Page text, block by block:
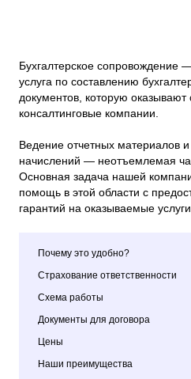
Бухгалтерское сопровождение
услуга по составлению
документов, которую
консалтинговые компании.
Ведение отчетных материалов
начислений — неотъемлемая
Основная задача нашей
помощь в этой области с
гарантий на оказываемые
Почему это удобно?
Страхование ответственности
Схема работы
Документы для договора
Цены
Наши преимущества